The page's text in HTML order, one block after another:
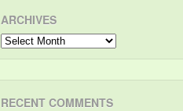
ARCHIVES
Archives
RECENT COMMENTS